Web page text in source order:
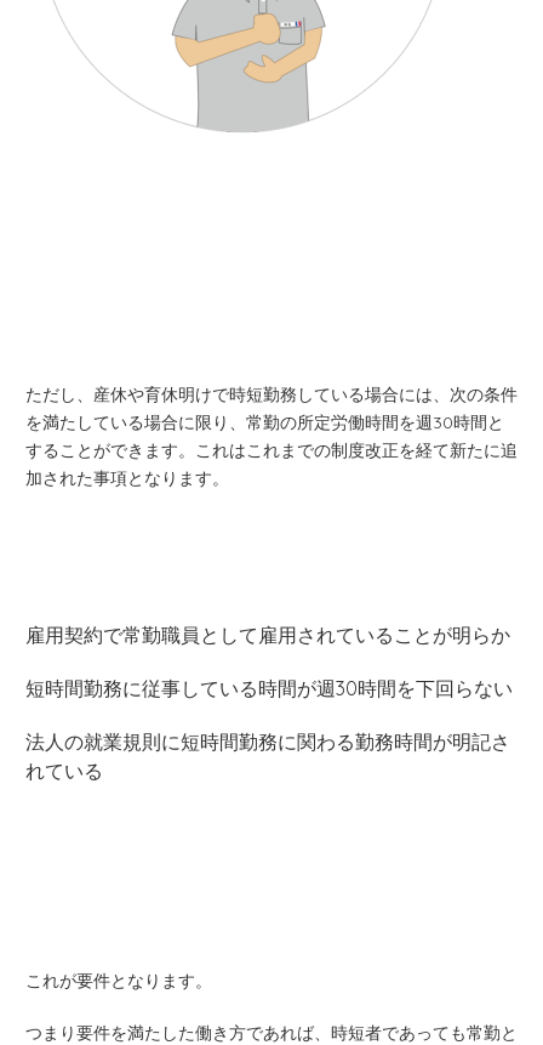
ただし、産休や育休明けで時短勤務している場合には、次の条件
を満たしている場合に限り、常勤の所定労働時間を週30時間と
することができます。これはこれまでの制度改正を経て新たに追
加された事項となります。
雇用契約で常勤職員として雇用されていることが明らか
短時間勤務に従事している時間が週30時間を下回らない
法人の就業規則に短時間勤務に関わる勤務時間が明記さ
れている
これが要件となります。
つまり要件を満たした働き方であれば、時短者であっても常勤と